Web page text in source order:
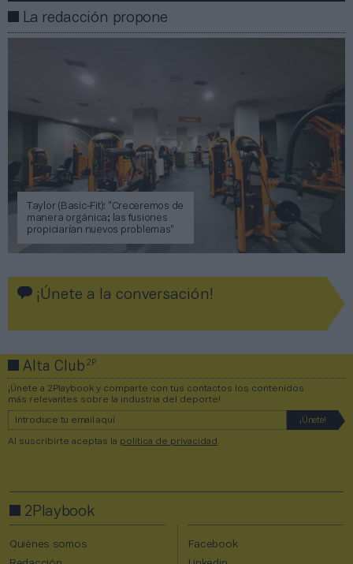
La redacción propone
Taylor (Basic-Fit): “Creceremos de
manera orgánica; las fusiones
propiciarían nuevos problemas”
¡Únete a la conversación!
Alta Club2P
¡Únete a 2Playbook y comparte con tus contactos los contenidos
más relevantes sobre la industria del deporte!
Al suscribirte aceptas la política de privacidad
2Playbook
Quiénes somos
Facebook